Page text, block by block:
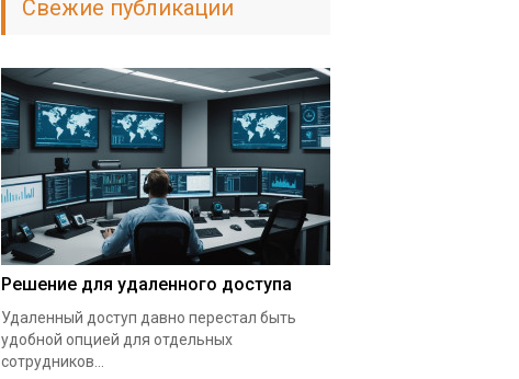
Свежие публикации
Решение для удаленного доступа
Удаленный доступ давно перестал быть
удобной опцией для отдельных
сотрудников...